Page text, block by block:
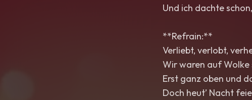
Und ich dachte
**Refrain:**
Verliebt, verlobt,
Wir waren auf Wolke
Erst ganz oben und
Doch heut’ Nacht